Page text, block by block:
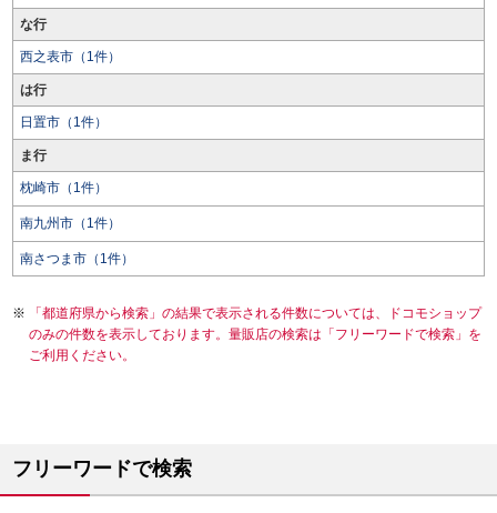
な行
西之表市（1件）
は行
日置市（1件）
ま行
枕崎市（1件）
南九州市（1件）
南さつま市（1件）
「都道府県から検索」の結果で表示される件数については、ドコモショップ
のみの件数を表示しております。量販店の検索は「フリーワードで検索」を
ご利用ください。
フリーワードで検索